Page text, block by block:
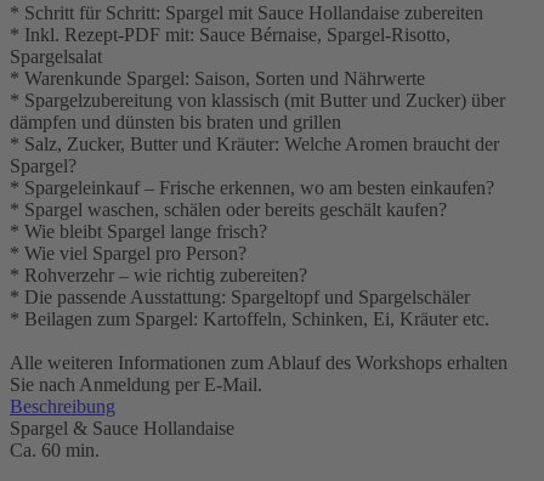
* Schritt für Schritt: Spargel mit Sauce Hollandaise zubereiten
* Inkl. Rezept-PDF mit: Sauce Bérnaise, Spargel-Risotto,
Spargelsalat
* Warenkunde Spargel: Saison, Sorten und Nährwerte
* Spargelzubereitung von klassisch (mit Butter und Zucker) über
dämpfen und dünsten bis braten und grillen
* Salz, Zucker, Butter und Kräuter: Welche Aromen braucht der
Spargel?
* Spargeleinkauf – Frische erkennen, wo am besten einkaufen?
* Spargel waschen, schälen oder bereits geschält kaufen?
* Wie bleibt Spargel lange frisch?
* Wie viel Spargel pro Person?
* Rohverzehr – wie richtig zubereiten?
* Die passende Ausstattung: Spargeltopf und Spargelschäler
* Beilagen zum Spargel: Kartoffeln, Schinken, Ei, Kräuter etc.
Alle weiteren Informationen zum Ablauf des Workshops erhalten
Sie nach Anmeldung per E-Mail.
Beschreibung
Spargel & Sauce Hollandaise
Ca. 60 min.